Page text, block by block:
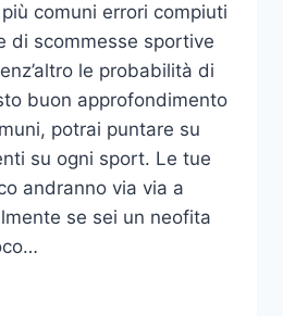
comuni errori compiuti
di scommesse sportive
le probabilità di
buon approfondimento
potrai puntare su
su ogni sport. Le tue
andranno via via a
se sei un neofita